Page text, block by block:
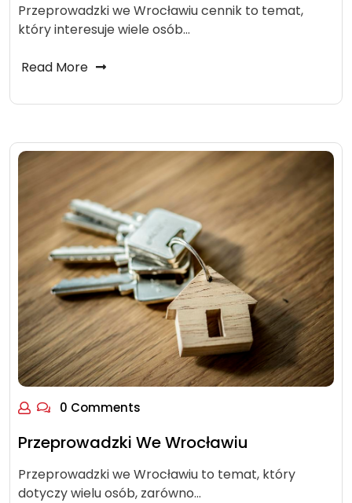
Przeprowadzki we Wrocławiu cennik to temat,
który interesuje wiele osób…
Read More
0 Comments
Przeprowadzki We Wrocławiu
Przeprowadzki we Wrocławiu to temat, który
dotyczy wielu osób, zarówno…